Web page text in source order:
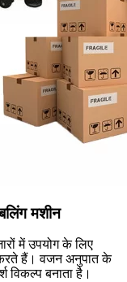
मशीन
में उपयोग के लिए
करते हैं। वजन अनुपात के
विकल्प बनाता है।